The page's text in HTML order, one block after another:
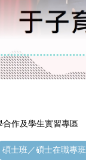
合作及學生實習專區
碩士班／碩士在職專班